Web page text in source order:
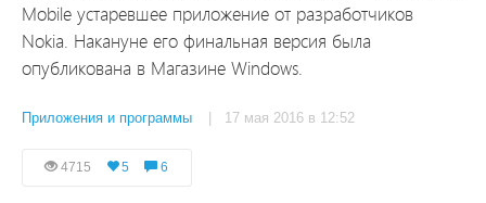
Mobile устаревшее приложение от разработчиков
Nokia. Накануне его финальная версия была
опубликована в Магазине Windows.
Приложения и программы | 17 мая 2016 в 12:52
4715 5 6